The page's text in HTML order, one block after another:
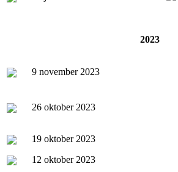
2023
9 november 2023
26 oktober 2023
19 oktober 2023
12 oktober 2023